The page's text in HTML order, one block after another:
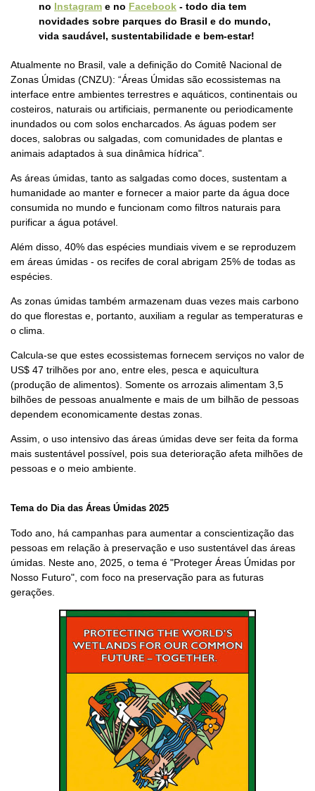
no Instagram e no Facebook - todo dia tem
novidades sobre parques do Brasil e do mundo,
vida saudável, sustentabilidade e bem-estar!
Atualmente no Brasil, vale a definição do Comitê Nacional de
Zonas Úmidas (CNZU): “Áreas Úmidas são ecossistemas na
interface entre ambientes terrestres e aquáticos, continentais ou
costeiros, naturais ou artificiais, permanente ou periodicamente
inundados ou com solos encharcados. As águas podem ser
doces, salobras ou salgadas, com comunidades de plantas e
animais adaptados à sua dinâmica hídrica".
As áreas úmidas, tanto as salgadas como doces, sustentam a
humanidade ao manter e fornecer a maior parte da água doce
consumida no mundo e funcionam como filtros naturais para
purificar a água potável.
Além disso, 40% das espécies mundiais vivem e se reproduzem
em áreas úmidas - os recifes de coral abrigam 25% de todas as
espécies.
As zonas úmidas também armazenam duas vezes mais carbono
do que florestas e, portanto, auxiliam a regular as temperaturas e
o clima.
Calcula-se que estes ecossistemas fornecem serviços no valor de
US$ 47 trilhões por ano, entre eles, pesca e aquicultura
(produção de alimentos). Somente os arrozais alimentam 3,5
bilhões de pessoas anualmente e mais de um bilhão de pessoas
dependem economicamente destas zonas.
Assim, o uso intensivo das áreas úmidas deve ser feita da forma
mais sustentável possível, pois sua deterioração afeta milhões de
pessoas e o meio ambiente.
Tema do Dia das Áreas Úmidas 2025
Todo ano, há campanhas para aumentar a conscientização das
pessoas em relação à preservação e uso sustentável das áreas
úmidas. Neste ano, 2025, o tema é "Proteger Áreas Úmidas por
Nosso Futuro", com foco na preservação para as futuras
gerações.